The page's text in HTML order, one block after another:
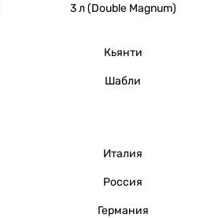
3 л (Double Magnum)
Кьянти
Шабли
Италия
Россия
Германия